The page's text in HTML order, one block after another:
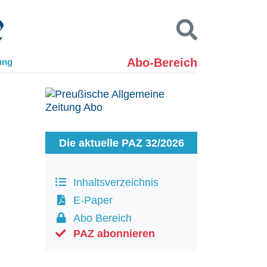
Abo-Bereich
Kontakt
Die aktuelle PAZ 32/2026
Inhaltsverzeichnis
E-Paper
Abo Bereich
PAZ abonnieren